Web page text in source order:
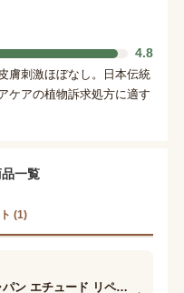
4.8
膚刺激ほぼなし。日本伝統
ケアの植物訴求処方に適す
一覧
(1)
アモーレパシフィックジャパン エチュード リペアマイヘア ウォータートリートメント